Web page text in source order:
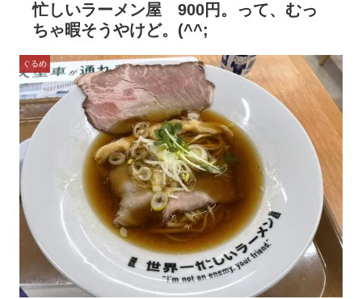
忙しいラーメン屋 900円。って、むっ
ちゃ暇そうやけど。(^^;
ぐるめ